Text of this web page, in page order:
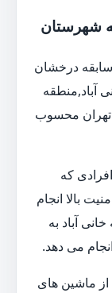
شهرستان
درخشان
آباد,منطقه
تهران محسوب
که
بالا انجام
آباد به
می دهد.
ماشین های